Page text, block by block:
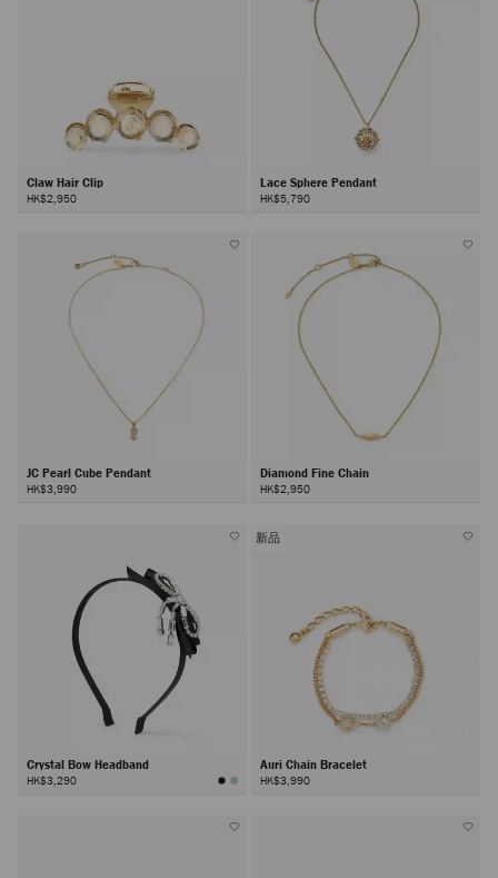
Claw Hair Clip
HK$2,950
Lace Sphere Pendant
HK$5,790
JC Pearl Cube Pendant
HK$3,990
Diamond Fine Chain
HK$2,950
Crystal Bow Headband
HK$3,290
新品
Auri Chain Bracelet
HK$3,990